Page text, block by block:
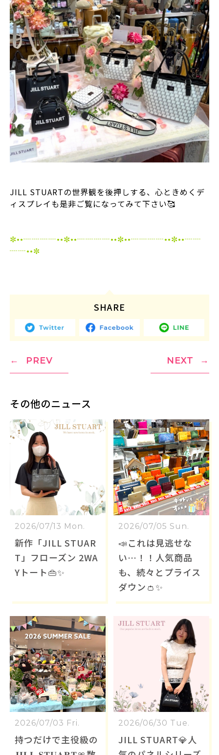
JILL STUARTの世界観を後押しする、心ときめくデ
ィスプレイも是非ご覧になってみて下さい🥰
✼••┈┈┈┈••✼••┈┈┈┈••✼••┈┈┈┈••✼••┈┈
┈┈••✼
SHARE
PREV NEXT
その他のニュース
2026/07/13 Mon.
新作「JILL STUAR
T」フローズン 2WA
Yトート👜✨
2026/07/05 Sun.
📣これは見逃せな
い…！！人気商品
も、続々とプライス
ダウン👛✨
2026/07/03 Fri.
持つだけで主役級の
2026/06/30 Tue.
JILL STUART💎人